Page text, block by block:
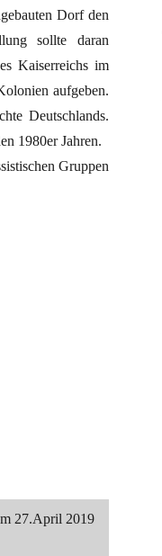
Dorf den
sollte daran
Kaiserreichs im
aufgeben.
Deutschlands.
1980er Jahren.
Gruppen